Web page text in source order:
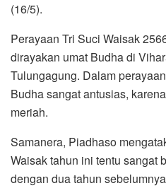
(16/5).
Perayaan Tri Suci Waisak
dirayakan umat Budha di
Tulungagung. Dalam
Budha sangat antusias,
meriah.
Samanera, Piadhaso
Waisak tahun ini tentu sangat
dengan dua tahun